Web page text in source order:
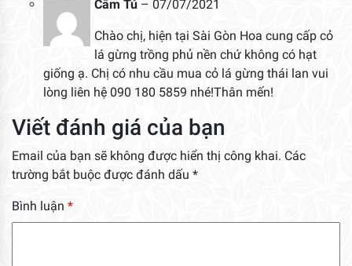
Cẩm Tú – 07/07/2021
Chào chị, hiện tại Sài Gòn Hoa cung cấp cỏ
lá gừng trồng phủ nền chứ không có hạt
giống ạ. Chị có nhu cầu mua cỏ lá gừng thái lan vui
lòng liên hệ 090 180 5859 nhé!Thân mến!
Viết đánh giá của bạn
Email của bạn sẽ không được hiển thị công khai. Các
trường bắt buộc được đánh dấu *
Bình luận *